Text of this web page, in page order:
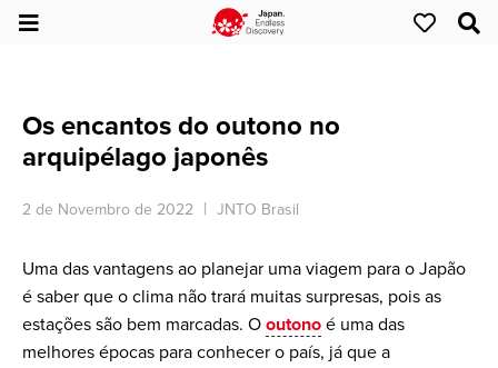
Os encantos do outono no
arquipélago japonês
2 de Novembro de 2022 JNTO Brasil
Uma das vantagens ao planejar uma viagem para o Japão
é saber que o clima não trará muitas surpresas, pois as
estações são bem marcadas. O outono é uma das
melhores épocas para conhecer o país, já que a